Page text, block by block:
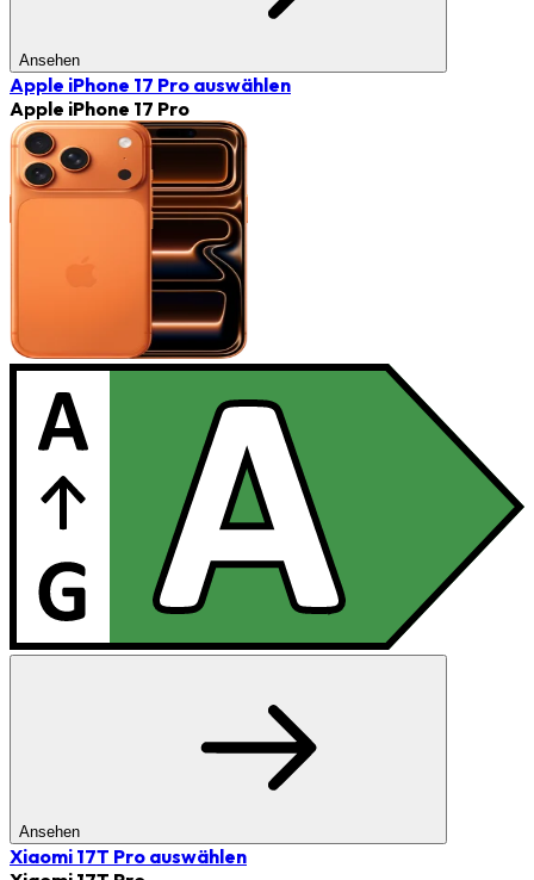
Ansehen
Apple iPhone 17 Pro auswählen
Apple iPhone 17 Pro
Ansehen
Xiaomi 17T Pro auswählen